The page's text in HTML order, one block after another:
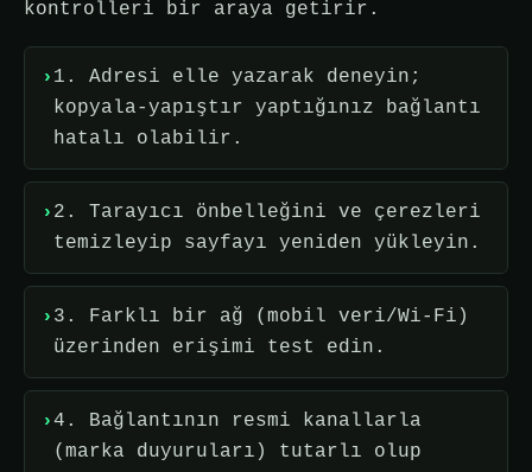
kontrolleri bir araya getirir.
1. Adresi elle yazarak deneyin;
kopyala-yapıştır yaptığınız bağlantı
hatalı olabilir.
2. Tarayıcı önbelleğini ve çerezleri
temizleyip sayfayı yeniden yükleyin.
3. Farklı bir ağ (mobil veri/Wi-Fi)
üzerinden erişimi test edin.
4. Bağlantının resmi kanallarla
(marka duyuruları) tutarlı olup